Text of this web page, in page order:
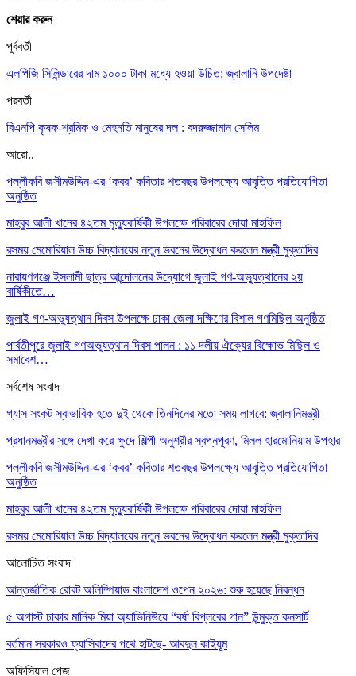
শেয়ার করুন
পুর্ববর্তী
এলপিজি সিলিন্ডারের দাম ১০০০ টাকা মধ্যে হওয়া উচিত: জ্বালানি উপদেষ্টা
পরবর্তী
বিএনপি কৃষক-শ্রমিক ও মেহনতি মানুষের দল : বদরুজ্জামান সেলিম
আরো..
পল্লীকবি জসীমউদ্দিন-এর ‘কবর’ কবিতার শতবছর উপলক্ষ্যে আবৃত্তি প্রতিযোগিতা
অনুষ্ঠিত
মাহবুব আলী খানের ৪২তম মৃত্যুবার্ষিকী উপলক্ষে পরিবারের দোয়া মাহফিল
রসময় মেমোরিয়াল উচ্চ বিদ্যালয়ের নতুন ভবনের উদ্বোধন করলেন মন্ত্রী মুক্তাদির
নারায়ণগঞ্জে ইসলামী ছাত্র আন্দোলনের উদ্যোগে জুলাই গণ-অভ্যুত্থানের ২য়
বার্ষিকীতে…
জুলাই গণ-অভ্যুত্থান দিবস উপলক্ষে ঢাকা জেলা দক্ষিণের বিশাল গণমিছিল অনুষ্ঠিত
পার্বতীপুরে জুলাই গণঅভ্যুত্থান দিবস পালন : ১১ দলীয় ঐক্যের বিক্ষোভ মিছিল ও
সমাবেশ…
সর্বশেষ সংবাদ
গ্যাস সংকট স্বাভাবিক হতে দুই থেকে তিনদিনের মতো সময় লাগবে: জ্বালানিমন্ত্রী
প্রধানমন্ত্রীর সঙ্গে দেখা করে ক্ষুদে শিল্পী অনুশ্রীর স্বপ্নপূরণ, মিলল হারমোনিয়াম উপহার
পল্লীকবি জসীমউদ্দিন-এর ‘কবর’ কবিতার শতবছর উপলক্ষ্যে আবৃত্তি প্রতিযোগিতা
অনুষ্ঠিত
মাহবুব আলী খানের ৪২তম মৃত্যুবার্ষিকী উপলক্ষে পরিবারের দোয়া মাহফিল
রসময় মেমোরিয়াল উচ্চ বিদ্যালয়ের নতুন ভবনের উদ্বোধন করলেন মন্ত্রী মুক্তাদির
আলোচিত সংবাদ
আন্তর্জাতিক রোবট অলিম্পিয়াড বাংলাদেশ ওপেন ২০২৬: শুরু হয়েছে নিবন্ধন
৫ অগাস্ট ঢাকার মানিক মিয়া অ্যাভিনিউয়ে “বর্ষা বিপ্লবের গান” উন্মুক্ত কনসার্ট
বর্তমান সরকারও ফ্যাসিবাদের পথে হাটছে- আবদুল কাইয়ূম
অফিসিয়াল পেজ